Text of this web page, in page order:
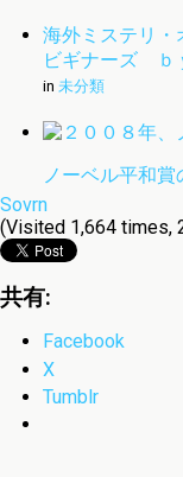
海外ミステリ・
ビギナーズ ｂ
in 未分類
ノーベル平和賞
Sovrn
(Visited 1,664 times,
共有:
Facebook
X
Tumblr